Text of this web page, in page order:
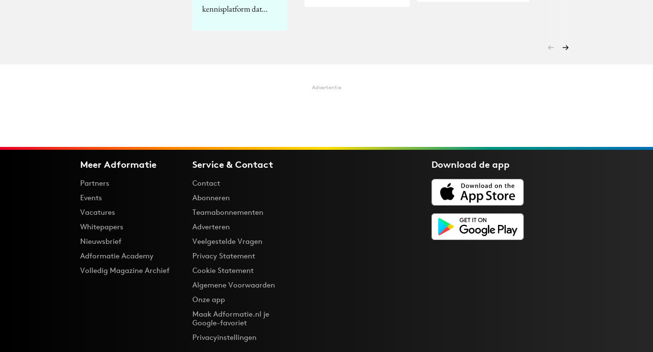
kennisplatform dat…
Advertentie
Meer Adformatie
Partners
Events
Vacatures
Whitepapers
Nieuwsbrief
Adformatie Academy
Volledig Magazine Archief
Service & Contact
Contact
Abonneren
Teamabonnementen
Adverteren
Veelgestelde Vragen
Privacy Statement
Cookie Statement
Algemene Voorwaarden
Onze app
Maak Adformatie.nl je
Google-favoriet
Privacyinstellingen
Download deapp